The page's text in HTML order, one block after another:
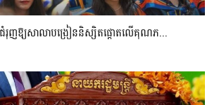
ញឱ្យសាលាបង្រៀននិស្សិតផ្តោតលើគុណភ...